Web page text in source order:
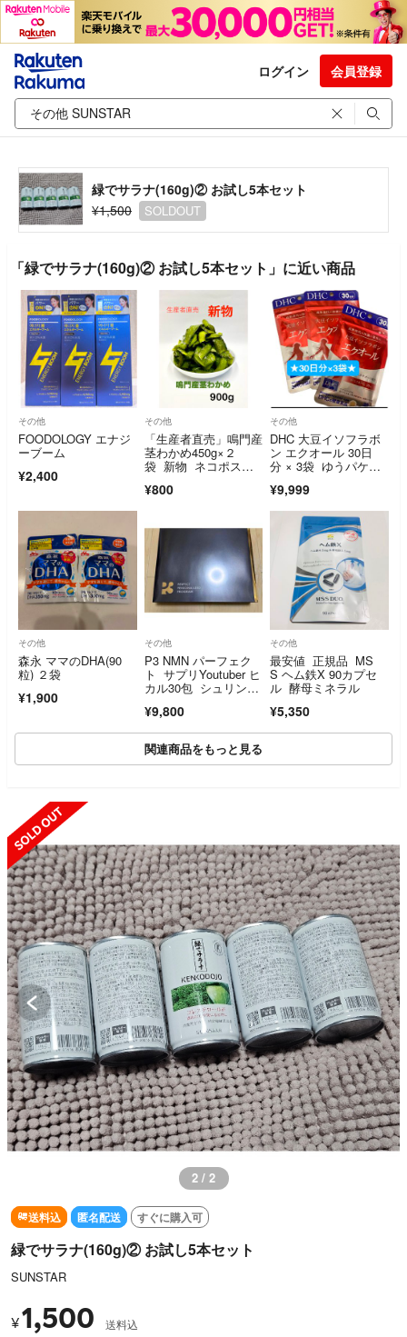
ログイン 会員登録
緑でサラナ(160g)② お試し5本セット
¥1,500
SOLDOUT
「緑でサラナ(160g)② お試し5本セット」に近い商品
その他
FOODOLOGY エナジ
ーブーム
¥2,400
その他
「生産者直売」鳴門産
茎わかめ450g×２
袋 新物 ネコポスポ
¥800
その他
DHC 大豆イソフラボ
ン エクオール 30日
分 × 3袋 ゆうパケッ
¥9,999
その他
森永 ママのDHA(90
粒) ２袋
¥1,900
その他
P3 NMN パーフェク
ト サプリYoutuber ヒ
カル30包 シュリンク
¥9,800
その他
最安値 正規品 MS
S ヘム鉄X 90カプセ
ル 酵母ミネラル
¥5,350
関連商品をもっと見る
2 / 2
送料込 匿名配送 すぐに購入可
緑でサラナ(160g)② お試し5本セット
SUNSTAR
¥1,500 送料込